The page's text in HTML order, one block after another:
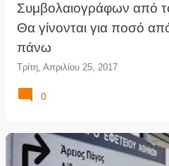
Συμβολαιογράφων από
Θα γίνονται για ποσό
πάνω
Τρίτη, Απριλίου 25, 2017
0